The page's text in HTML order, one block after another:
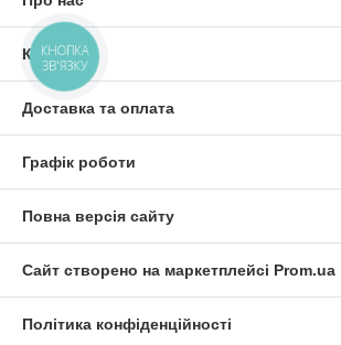
Контакти
Доставка та оплата
Графік роботи
Повна версія сайту
Сайт створено на маркетплейсі Prom.ua
Політика конфіденційності
КНОПКА
ЗВ'ЯЗКУ